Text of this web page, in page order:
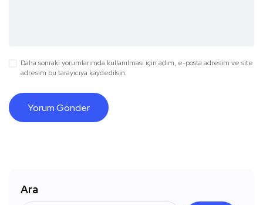
Daha sonraki yorumlarımda kullanılması için adım, e-posta adresim ve site
adresim bu tarayıcıya kaydedilsin.
Ara